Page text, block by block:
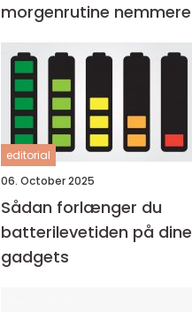
morgenrutine nemmere
editorial
06. October 2025
Sådan forlænger du
batterilevetiden på dine
gadgets